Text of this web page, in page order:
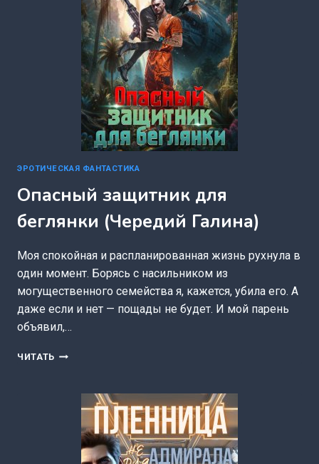
КАВЕЙК)
ЭРОТИЧЕСКАЯ ФАНТАСТИКА
Опасный защитник для
беглянки (Чередий Галина)
Моя спокойная и распланированная жизнь рухнула в
один момент. Борясь с насильником из
могущественного семейства я, кажется, убила его. А
даже если и нет — пощады не будет. И мой парень
объявил,…
ЧИТАТЬ ОПАСНЫЙ
БЕГЛЯНКИ
(ЧЕРЕДИЙ
ГАЛИНА)